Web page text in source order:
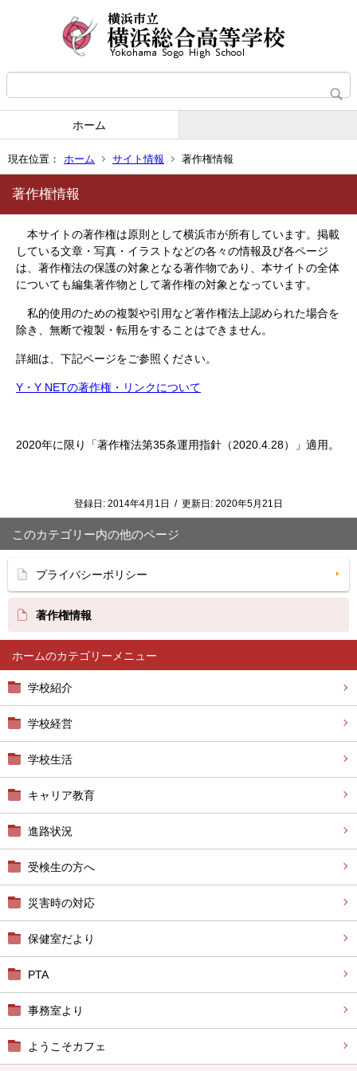
ホーム
現在位置： ホーム サイト情報 著作権情報
ホーム
学校紹介
学校経営
学校生活
キャリア教育
進路状況
受検生の方へ
災害時の対応
保健室だより
PTA
事務室より
ようこそカフェ
著作権情報
本サイトの著作権は原則として横浜市が所有しています。掲載
している文章・写真・イラストなどの各々の情報及び各ページ
は、著作権法の保護の対象となる著作物であり、本サイトの全体
についても編集著作物として著作権の対象となっています。
私的使用のための複製や引用など著作権法上認められた場合を
除き、無断で複製・転用をすることはできません。
詳細は、下記ページをご参照ください。
Y・Y NETの著作権・リンクについて
2020年に限り「著作権法第35条運用指針（2020.4.28）」適用。
登録日: 2014年4月1日 / 更新日: 2020年5月21日
このカテゴリー内の他のページ
プライバシーポリシー
著作権情報